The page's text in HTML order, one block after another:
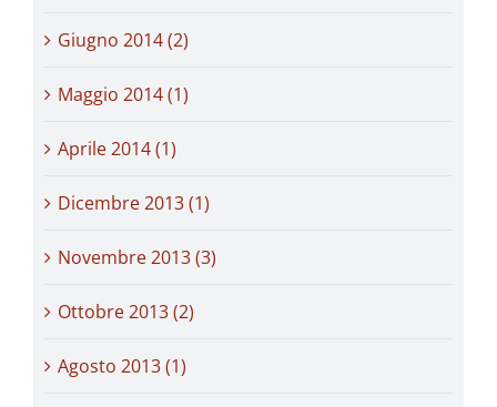
Giugno 2014 (2)
Maggio 2014 (1)
Aprile 2014 (1)
Dicembre 2013 (1)
Novembre 2013 (3)
Ottobre 2013 (2)
Agosto 2013 (1)